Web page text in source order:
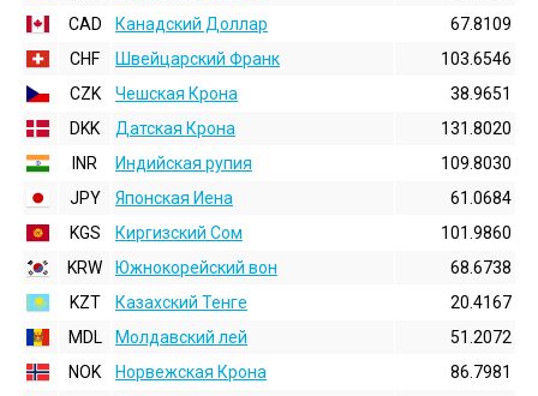
CAD
Канадский Доллар
67.8109
CHF
Швейцарский Франк
103.6546
CZK
Чешская Крона
38.9651
DKK
Датская Крона
131.8020
INR
Индийская pупия
109.8030
JPY
Японская Иена
61.0684
KGS
Киргизский Сом
101.9860
KRW
Южнокорейский вон
68.6738
KZT
Казахский Тенге
20.4167
MDL
Молдавский лей
51.2072
NOK
Норвежская Крона
86.7981